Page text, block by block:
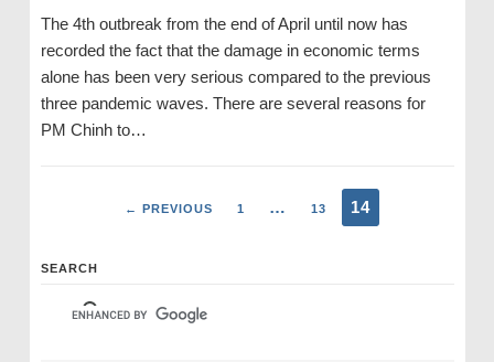
The 4th outbreak from the end of April until now has
recorded the fact that the damage in economic terms
alone has been very serious compared to the previous
three pandemic waves. There are several reasons for
PM Chinh to…
← PREVIOUS 1 … 13 14
SEARCH